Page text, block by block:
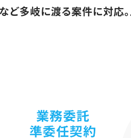
ど多岐に渡る案件に対応